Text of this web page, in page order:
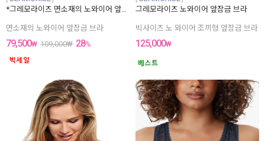
*그레모라이즈 면소재의 노와이어 앞잠금 브라
면소재의 노와이어 앞잠금 브라
79,500₩ 109,000₩ 28%
그레모라이즈 노와이어 앞잠금 브라
빅사이즈 노 와이어 조끼형 앞잠금 브라
125,000₩